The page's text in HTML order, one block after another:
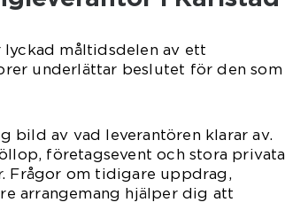
måltidsdelen av ett
underlättar beslutet för den som
bild av vad leverantören klarar av.
företagsevent och stora privata
Frågor om tidigare uppdrag,
arrangemang hjälper dig att